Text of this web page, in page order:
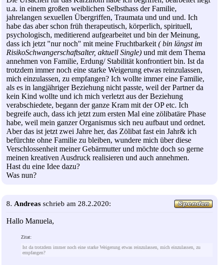
u.a. in einem großen weiblichen Selbsthass der Familie,
jahrelangen sexuellen Übergriffen, Traumata und und und. Ich
habe das aber schon früh therapeutisch, körperlich, spirituell,
psychologisch, meditierend aufgearbeitet und bin der Meinung,
dass ich jetzt "nur noch" mit meine Fruchtbarkeit( bin längst im
RisikoSchwangerschaftsalter, aktuell Single) und mit dem Thema
annehmen von Familie, Erdung/ Stabilität konfrontiert bin. Ist da
trotzdem immer noch eine starke Weigerung etwas reinzulassen,
mich einzulassen, zu empfangen? Ich wollte immer eine Familie,
als es in langjähriger Beziehung nicht passte, weil der Partner da
kein Kind wollte und ich mich verletzt aus der Beziehung
verabschiedete, begann der ganze Kram mit der OP etc. Ich
begreife auch, dass ich jetzt zum ersten Mal eine zölibatäre Phase
habe, weil mein ganzer Organismus sich neu aufbaut und ordnet.
Aber das ist jetzt zwei Jahre her, das Zölibat fast ein Jahr& ich
befürchte ohne Familie zu bleiben, wundere mich über diese
Verschlossenheit meiner Gebärmutter und möchte doch so gerne
meinen kreativen Ausdruck realisieren und auch annehmen.
Hast du eine Idee dazu?
Was nun?
8. Andreas schrieb am 28.2.2020:
Hallo Manuela,
Zitat:
Ist da trotzdem immer noch eine starke Weigerung etwas reinzulassen, mich einzulassen, zu
empfangen?